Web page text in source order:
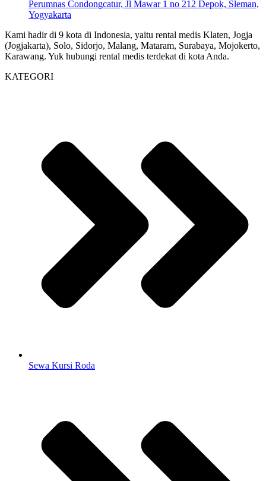
Perumnas Condongcatur, Jl Mawar 1 no 212 Depok, Sleman,
Yogyakarta
Kami hadir di 9 kota di Indonesia, yaitu rental medis Klaten, Jogja
(Jogjakarta), Solo, Sidorjo, Malang, Mataram, Surabaya, Mojokerto,
Karawang. Yuk hubungi rental medis terdekat di kota Anda.
KATEGORI
Sewa Kursi Roda